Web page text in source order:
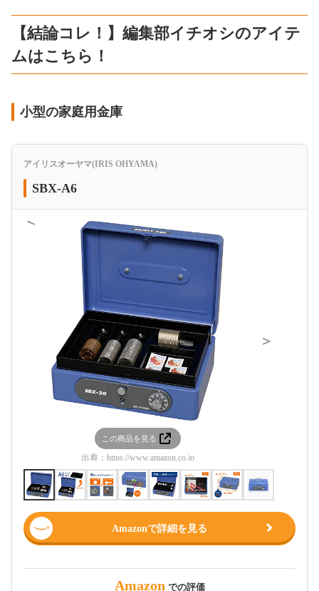
【結論コレ！】編集部イチオシのアイテ
ムはこちら！
小型の家庭用金庫
アイリスオーヤマ(IRIS OHYAMA)
SBX-A6
＜
この商品を見る
出典： https://www.amazon.co.jp
＞
Amazonで詳細を見る
Amazon での評価